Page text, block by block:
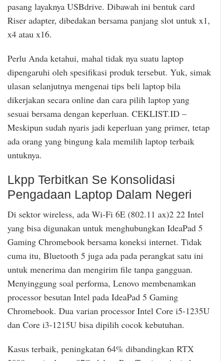
pasang layaknya USBdrive. Dibawah ini bentuk card
Riser adapter, dibedakan bersama panjang slot untuk x1,
x4 atau x16.
Perlu Anda ketahui, mahal tidak nya suatu laptop
dipengaruhi oleh spesifikasi produk tersebut. Yuk, simak
ulasan selanjutnya mengenai tips beli laptop bila
dikerjakan secara online dan cara pilih laptop yang
sesuai bersama dengan keperluan. CEKLIST.ID –
Meskipun sudah nyaris jadi keperluan yang primer, tetap
ada orang yang bingung kala memilih laptop terbaik
untuknya.
Lkpp Terbitkan Se Konsolidasi
Pengadaan Laptop Dalam Negeri
Di sektor wireless, ada Wi-Fi 6E (802.11 ax)2 22 Intel
yang bisa digunakan untuk menghubungkan IdeaPad 5
Gaming Chromebook bersama koneksi internet. Tidak
cuma itu, Bluetooth 5 juga ada pada perangkat satu ini
untuk menerima dan mengirim file tanpa gangguan.
Menyinggung soal performa, Lenovo membenamkan
processor besutan Intel pada IdeaPad 5 Gaming
Chromebook. Dua varian processor Intel Core i5-1235U
dan Core i3-1215U bisa dipilih cocok kebutuhan.
Kasus terbaik, peningkatan 64% dibandingkan RTX